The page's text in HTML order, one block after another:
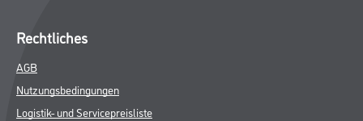
Rechtliches
AGB
Nutzungsbedingungen
Logistik- und Servicepreisliste